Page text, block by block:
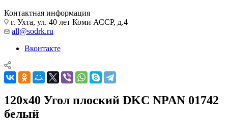
Контактная информация
г. Ухта, ул. 40 лет Коми АССР, д.4
all@sodrk.ru
Вконтакте
120x40 Угол плоский DKC NPAN 01742
белый